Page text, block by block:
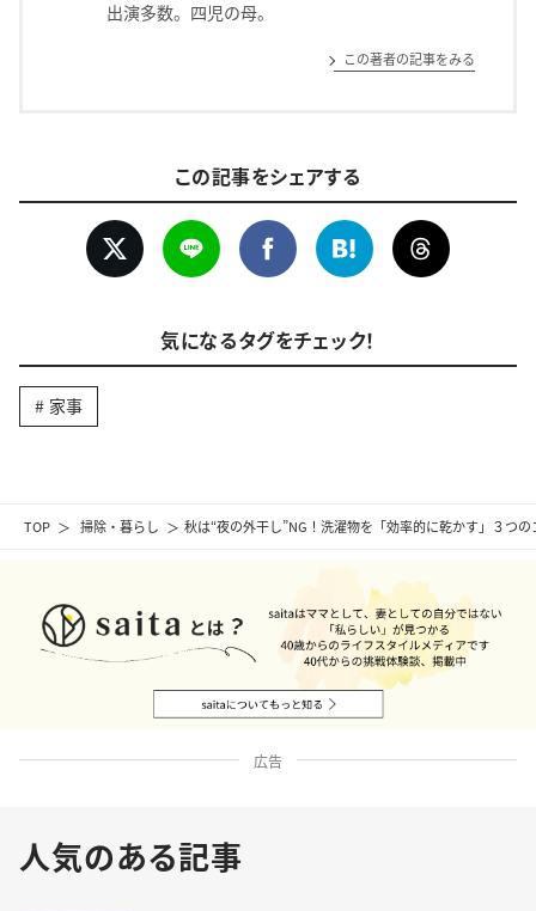
TOP 掃除・暮らし 秋は“夜の外干し”NG！洗濯物を「効率的に乾かす」３つ
出演多数。四児の母。
この著者の記事をみる
この記事をシェアする
気になるタグをチェック！
家事
広告
人気のある記事